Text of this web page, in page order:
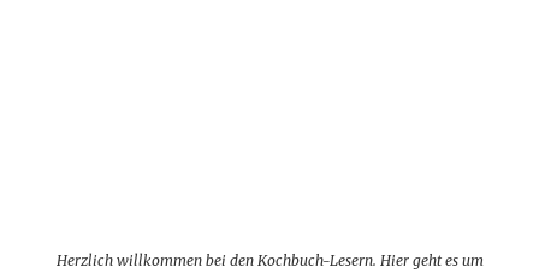
Herzlich willkommen bei den Kochbuch-Lesern. Hier geht es um